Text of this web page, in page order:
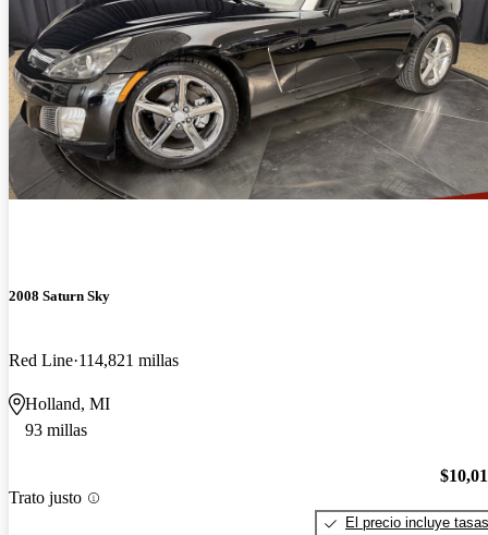
2008 Saturn Sky
Red Line 114,821 millas
Holland, MI
93 millas
Trato justo
El precio incluye tasas